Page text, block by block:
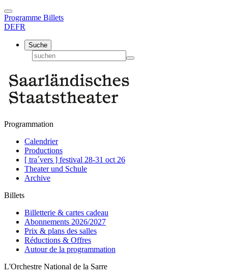
Programme Billets
DEFR
Suche
Programmation
Calendrier
Productions
[ tra´vers ] festival 28-31 oct 26
Theater und Schule
Archive
Billets
Billetterie & cartes cadeau
Abonnements 2026/2027
Prix & plans des salles
Réductions & Offres
Autour de la programmation
L'Orchestre National de la Sarre